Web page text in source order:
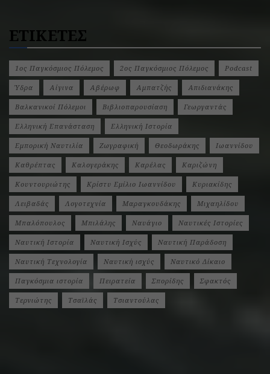
ΕΤΙΚΕΤΕΣ
1ος Παγκόσμιος Πόλεμος 2ος Παγκόσμιος Πόλεμος Podcast
Ύδρα Αίγινα Αβέρωφ Αμπατζής Απιδιανάκης
Βαλκανικοί Πόλεμοι Βιβλιοπαρουσίαση Γεωργαντάς
Ελληνική Επανάσταση Ελληνική Ιστορία
Εμπορική Ναυτιλία Ζωγραφική Θεοδωράκης Ιωαννίδου
Καθρέπτας Καλογεράκης Καρέλας Καριζώνη
Κουντουριώτης Κρίστυ Εμίλιο Ιωαννίδου Κυριακίδης
Λειβαδάς Λογοτεχνία Μαραγκουδάκης Μιχαηλίδου
Μπαλόπουλος Μπιλάλης Ναυάγιο Ναυτικές Ιστορίες
Ναυτική Ιστορία Ναυτική Ισχύς Ναυτική Παράδοση
Ναυτική Τεχνολογία Ναυτική ισχύς Ναυτικό Δίκαιο
Παγκόσμια ιστορία Πειρατεία Σπορίδης Σφακτός
Τερνιώτης Τσαϊλάς Τσιαντούλας